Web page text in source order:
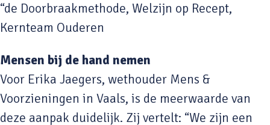
“de Doorbraakmethode, Welzijn op Recept,
Kernteam Ouderen
Mensen bij de hand nemen
Voor Erika Jaegers, wethouder Mens &
Voorzieningen in Vaals, is de meerwaarde van
deze aanpak duidelijk. Zij vertelt: “We zijn een